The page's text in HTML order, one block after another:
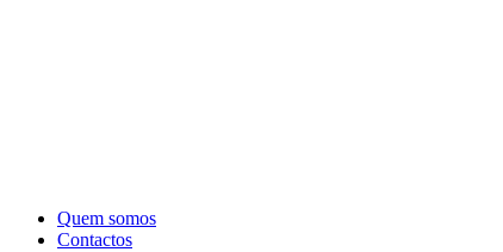
Quem somos
Contactos